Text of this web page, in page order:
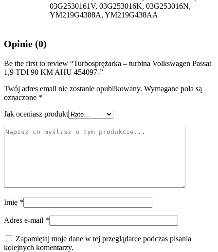
03G2530161V, 03G253016K, 03G253016N,
YM219G4388A, YM219G438AA
Opinie (0)
Be the first to review “Turbosprężarka – turbina Volkswagen Passat
1,9 TDI 90 KM AHU 454097-”
Twój adres email nie zostanie opublikowany. Wymagane pola są
oznaczone *
Jak oceniasz produkt
Imię *
Adres e-mail *
Zapamiętaj moje dane w tej przeglądarce podczas pisania
kolejnych komentarzy.